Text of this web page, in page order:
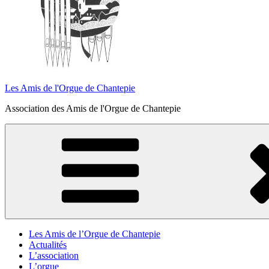
Les Amis de l'Orgue de Chantepie
Association des Amis de l'Orgue de Chantepie
Les Amis de l’Orgue de Chantepie
Actualités
L’association
L’orgue